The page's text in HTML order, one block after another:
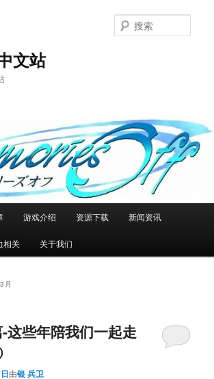
文站
索
游戏介绍 资源下载 新闻资讯
相关 关于我们
月
这些年陪我们一起走
由银 兵卫